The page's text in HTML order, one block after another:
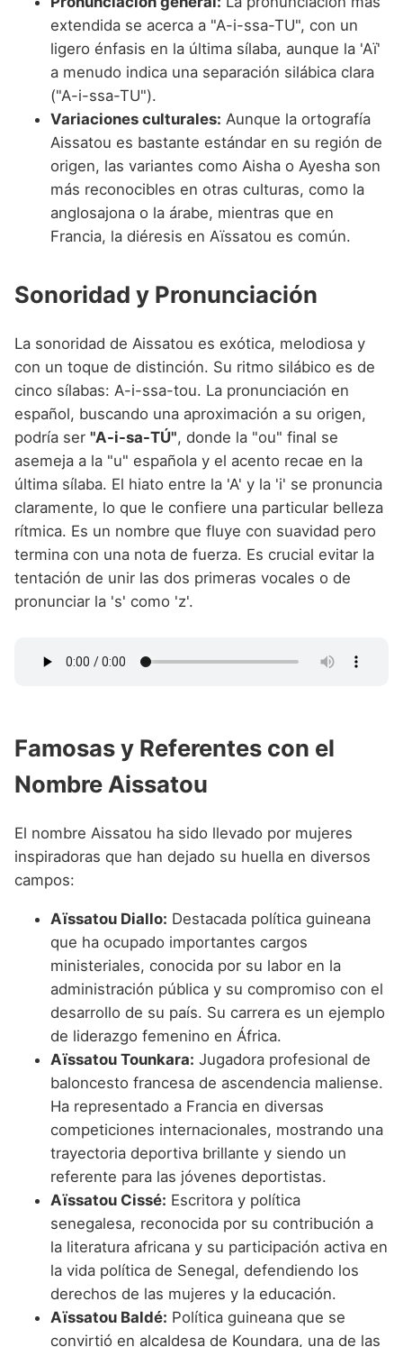
extendida se acerca a "A-i-ssa-TU", con un
ligero énfasis en la última sílaba, aunque la 'Aï'
a menudo indica una separación silábica clara
("A-i-ssa-TU").
Variaciones culturales: Aunque la ortografía
Aissatou es bastante estándar en su región de
origen, las variantes como Aisha o Ayesha son
más reconocibles en otras culturas, como la
anglosajona o la árabe, mientras que en
Francia, la diéresis en Aïssatou es común.
Sonoridad y Pronunciación
La sonoridad de Aissatou es exótica, melodiosa y
con un toque de distinción. Su ritmo silábico es de
cinco sílabas: A-i-ssa-tou. La pronunciación en
español, buscando una aproximación a su origen,
podría ser "A-i-sa-TÚ", donde la "ou" final se
asemeja a la "u" española y el acento recae en la
última sílaba. El hiato entre la 'A' y la 'i' se pronuncia
claramente, lo que le confiere una particular belleza
rítmica. Es un nombre que fluye con suavidad pero
termina con una nota de fuerza. Es crucial evitar la
tentación de unir las dos primeras vocales o de
pronunciar la 's' como 'z'.
Famosas y Referentes con el
Nombre Aissatou
El nombre Aissatou ha sido llevado por mujeres
inspiradoras que han dejado su huella en diversos
campos:
Aïssatou Diallo: Destacada política guineana
que ha ocupado importantes cargos
ministeriales, conocida por su labor en la
administración pública y su compromiso con el
desarrollo de su país. Su carrera es un ejemplo
de liderazgo femenino en África.
Aïssatou Tounkara: Jugadora profesional de
baloncesto francesa de ascendencia maliense.
Ha representado a Francia en diversas
competiciones internacionales, mostrando una
trayectoria deportiva brillante y siendo un
referente para las jóvenes deportistas.
Aïssatou Cissé: Escritora y política
senegalesa, reconocida por su contribución a
la literatura africana y su participación activa en
la vida política de Senegal, defendiendo los
derechos de las mujeres y la educación.
Aïssatou Baldé: Política guineana que se
convirtió en alcaldesa de Koundara, una de las